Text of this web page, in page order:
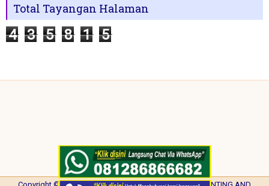
Total Tayangan Halaman
4 3 5 8 1 5